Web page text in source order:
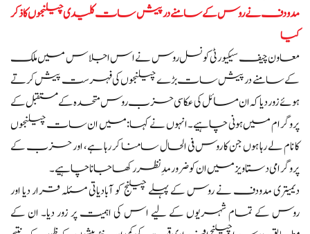
مدودف نے روس کے سامنے درپیش سات کلیدی چیلنجوں کا ذکر
کیا
معاون چیف سیکیورٹی کونسل روس نے اس اجلاس میں ملک
کے سامنے درپیش سات بڑے چیلنجوں کی فہرست پیش کرتے
ہوئے زور دیا کہ ان مسائل کی عکاسی حزب روس متحدہ کے مستقبل کے
پروگرام میں ہونی چاہیے۔ انہوں نے کہا: میں ان سات چیلنجوں
کا نام لے رہا ہوں جن کا روس فی الحال سامنا کر رہا ہے، اور حزب کے
پروگرامی دستاویز میں ان کو ضرور مدِنظر رکھا جانا چاہیے۔
دیمیتری مدودف نے روس کے پہلے چیلنج کو آبادیاتی مسئلہ قرار دیا اور
روس کے تمام شہریوں کے لیے اس کی اہمیت پر زور دیا۔ ان کے